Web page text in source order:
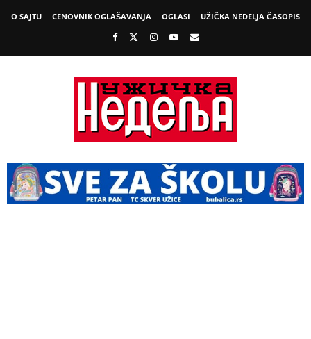
O SAJTU CENOVNIK OGLAŠAVANJA OGLASI UŽIČKA NEDELJA ČASOPIS